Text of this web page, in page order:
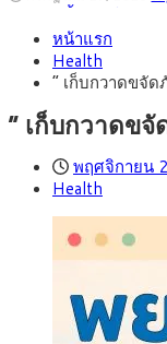
หน้ารถไฟฟ้าสงขลา
สิงหาคม 4, 2026
รายหัวเพียง 2,618
งานจริง
สิงหาคม 3, 2026
33.00-33.60 ติดตา
สิงหาคม 1, 2026 “เอ
เดินหน้า 5 ยุทธศาสตร์
ศักยภาพ
กรกฎาคม 27, 2026 ภั
ติดลายการ์ตูน กรมศุ
ใหญ่จากเยอรมนี
หน้าแรก
Health
” เก็บกวาดขจัด
” เก็บกวาดข
พฤศจิกายน
Health